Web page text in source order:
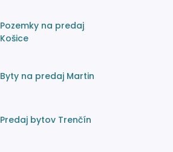
Pozemky na predaj
Košice
Byty na predaj Martin
Predaj bytov Trenčín